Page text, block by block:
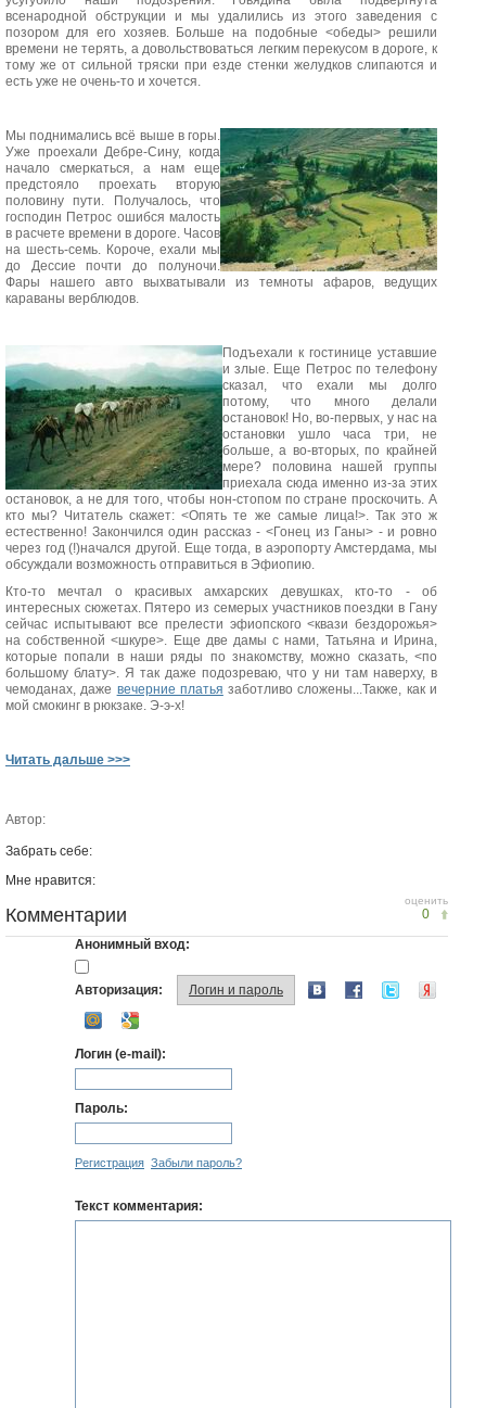
всенародной обструкции и мы удалились из этого заведения с
позором для его хозяев. Больше на подобные <обеды> решили
времени не терять, а довольствоваться легким перекусом в дороге, к
тому же от сильной тряски при езде стенки желудков слипаются и
есть уже не очень-то и хочется.
Мы поднимались всё выше в горы.
Уже проехали Дебре-Сину, когда
начало смеркаться, а нам еще
предстояло проехать вторую
половину пути. Получалось, что
господин Петрос ошибся малость
в расчете времени в дороге. Часов
на шесть-семь. Короче, ехали мы
до Дессие почти до полуночи.
Фары нашего авто выхватывали из темноты афаров, ведущих
караваны верблюдов.
Подъехали к гостинице уставшие
и злые. Еще Петрос по телефону
сказал, что ехали мы долго
потому, что много делали
остановок! Но, во-первых, у нас на
остановки ушло часа три, не
больше, а во-вторых, по крайней
мере? половина нашей группы
приехала сюда именно из-за этих
остановок, а не для того, чтобы нон-стопом по стране проскочить. А
кто мы? Читатель скажет: <Опять те же самые лица!>. Так это ж
естественно! Закончился один рассказ - <Гонец из Ганы> - и ровно
через год (!)начался другой. Еще тогда, в аэропорту Амстердама, мы
обсуждали возможность отправиться в Эфиопию.
Кто-то мечтал о красивых амхарских девушках, кто-то - об
интересных сюжетах. Пятеро из семерых участников поездки в Гану
сейчас испытывают все прелести эфиопского <квази бездорожья>
на собственной <шкуре>. Еще две дамы с нами, Татьяна и Ирина,
которые попали в наши ряды по знакомству, можно сказать, <по
большому блату>. Я так даже подозреваю, что у ни там наверху, в
чемоданах, даже вечерние платья заботливо сложены...Также, как и
мой смокинг в рюкзаке. Э-э-х!
Читать дальше >>>
Автор:
Забрать себе:
Мне нравится:
оценить
0
Комментарии
Анонимный вход:
Авторизация: Логин и пароль
Логин (e-mail):
Пароль:
Регистрация Забыли пароль?
Текст комментария: